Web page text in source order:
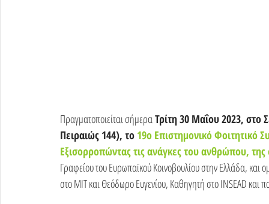
Πραγματοποιείται σήμερα Τρίτη 30 Μαΐου 2023,
Πειραιώς 144), το 19ο ΕπιστημονικόΦοιτητικό
Εξισορροπώντας τις ανάγκες του ανθρώπου,
Γραφείου του Ευρωπαϊκού Κοινοβουλίου στην Ελλάδα,
στο MIT και Θεόδωρο Ευγενίου, Καθηγητή στο INSEAD και